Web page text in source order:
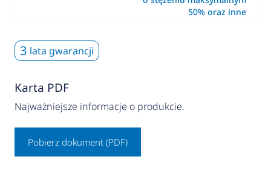
50% oraz inne
3 lata gwarancji
Karta PDF
Najważniejsze informacje o produkcie.
Pobierz dokument (PDF)